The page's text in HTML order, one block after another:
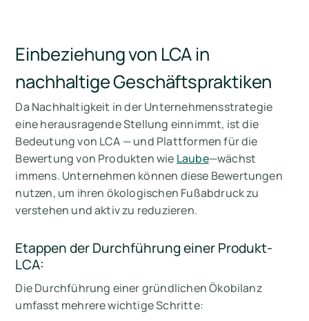
Einbeziehung von LCA in
nachhaltige Geschäftspraktiken
Da Nachhaltigkeit in der Unternehmensstrategie
eine herausragende Stellung einnimmt, ist die
Bedeutung von LCA — und Plattformen für die
Bewertung von Produkten wie Laube—wächst
immens. Unternehmen können diese Bewertungen
nutzen, um ihren ökologischen Fußabdruck zu
verstehen und aktiv zu reduzieren.
Etappen der Durchführung einer Produkt-
LCA:
Die Durchführung einer gründlichen Ökobilanz
umfasst mehrere wichtige Schritte: